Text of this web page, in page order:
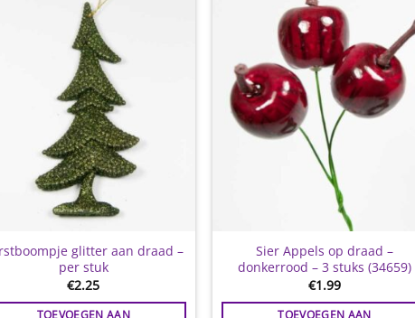
glitter aan draad –
per stuk
€2.25
TOEVOEGEN AAN
Sier Appels op draad –
donkerrood – 3 stuks (34659)
€1.99
TOEVOEGEN AAN